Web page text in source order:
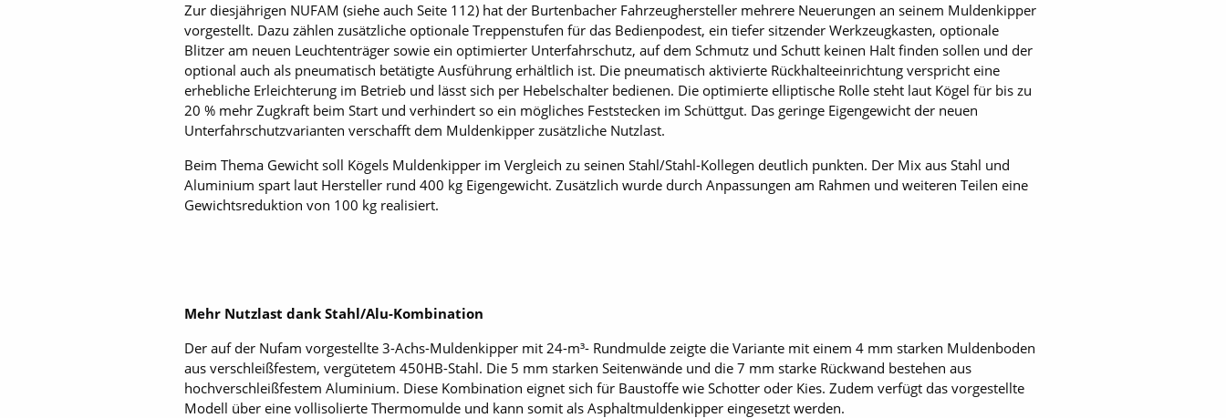
Zur diesjährigen NUFAM (siehe auch Seite 112) hat der Burtenbacher Fahrzeughersteller mehrere Neuerungen an seinem Muldenkipper
vorgestellt. Dazu zählen zusätzliche optionale Treppenstufen für das Bedienpodest, ein tiefer sitzender Werkzeugkasten, optionale
Blitzer am neuen Leuchtenträger sowie ein optimierter Unterfahrschutz, auf dem Schmutz und Schutt keinen Halt finden sollen und der
optional auch als pneumatisch betätigte Ausführung erhältlich ist. Die pneumatisch aktivierte Rückhalteeinrichtung verspricht eine
erhebliche Erleichterung im Betrieb und lässt sich per Hebelschalter bedienen. Die optimierte elliptische Rolle steht laut Kögel für bis zu
20 % mehr Zugkraft beim Start und verhindert so ein mögliches Feststecken im Schüttgut. Das geringe Eigengewicht der neuen
Unterfahrschutzvarianten verschafft dem Muldenkipper zusätzliche Nutzlast.
Beim Thema Gewicht soll Kögels Muldenkipper im Vergleich zu seinen Stahl/Stahl-Kollegen deutlich punkten. Der Mix aus Stahl und
Aluminium spart laut Hersteller rund 400 kg Eigengewicht. Zusätzlich wurde durch Anpassungen am Rahmen und weiteren Teilen eine
Gewichtsreduktion von 100 kg realisiert.
Mehr Nutzlast dank Stahl/Alu-Kombination
Der auf der Nufam vorgestellte 3-Achs-Muldenkipper mit 24-m³- Rundmulde zeigte die Variante mit einem 4 mm starken Muldenboden
aus verschleißfestem, vergütetem 450HB-Stahl. Die 5 mm starken Seitenwände und die 7 mm starke Rückwand bestehen aus
hochverschleißfestem Aluminium. Diese Kombination eignet sich für Baustoffe wie Schotter oder Kies. Zudem verfügt das vorgestellte
Modell über eine vollisolierte Thermomulde und kann somit als Asphaltmuldenkipper eingesetzt werden.